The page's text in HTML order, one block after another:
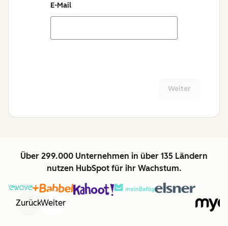
E-Mail
Weiter
Über 299.000 Unternehmen in über 135 Ländern
nutzen HubSpot für ihr Wachstum.
ZurückWeiter